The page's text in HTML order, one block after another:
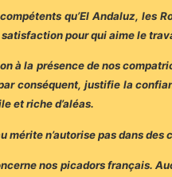
qu’El Andaluz, les
pour qui aime le
à la présence de nos
conséquent, justifie la
et riche d’aléas.
mérite n’autorise pas dans
nos picadors français.